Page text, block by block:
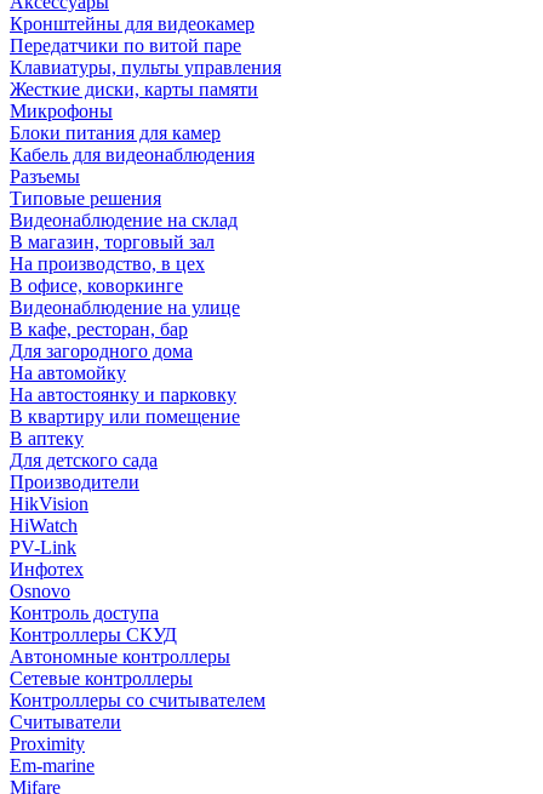
Кронштейны для видеокамер
Передатчики по витой паре
Клавиатуры, пульты управления
Жесткие диски, карты памяти
Микрофоны
Блоки питания для камер
Кабель для видеонаблюдения
Разъемы
Типовые решения
Видеонаблюдение на склад
В магазин, торговый зал
На производство, в цех
В офисе, коворкинге
Видеонаблюдение на улице
В кафе, ресторан, бар
Для загородного дома
На автомойку
На автостоянку и парковку
В квартиру или помещение
В аптеку
Для детского сада
Производители
HikVision
HiWatch
PV-Link
Инфотех
Osnovo
Контроль доступа
Контроллеры СКУД
Автономные контроллеры
Сетевые контроллеры
Контроллеры со считывателем
Считыватели
Proximity
Em-marine
Mifare